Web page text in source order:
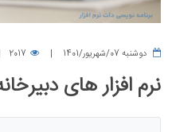
دوشنبه 07/شهریور/1401 2017
نرم افزار های